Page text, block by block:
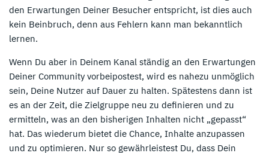
den Erwartungen Deiner Besucher entspricht, ist dies auch
kein Beinbruch, denn aus Fehlern kann man bekanntlich
lernen.
Wenn Du aber in Deinem Kanal ständig an den Erwartungen
Deiner Community vorbeipostest, wird es nahezu unmöglich
sein, Deine Nutzer auf Dauer zu halten. Spätestens dann ist
es an der Zeit, die Zielgruppe neu zu definieren und zu
ermitteln, was an den bisherigen Inhalten nicht „gepasst“
hat. Das wiederum bietet die Chance, Inhalte anzupassen
und zu optimieren. Nur so gewährleistest Du, dass Dein